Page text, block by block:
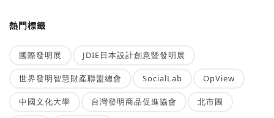
熱門標籤
國際發明展 JDIE日本設計創意暨發明展
世界發明智慧財產聯盟總會 SocialLab OpView
中國文化大學 台灣發明商品促進協會 北市圖